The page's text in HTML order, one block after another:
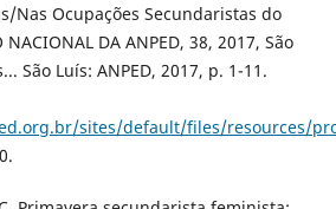
Nas Ocupações Secundaristas do
DA ANPED, 38, 2017, São
São Luís: ANPED, 2017, p. 1-11.
sites/default/files/resources/